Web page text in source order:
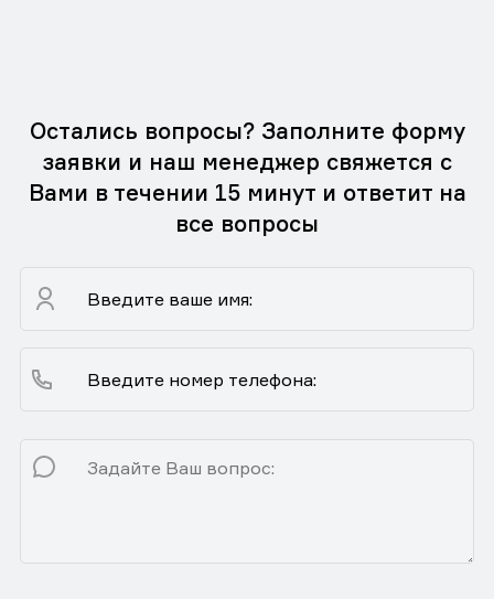
Остались вопросы? Заполните форму
заявки и наш менеджер свяжется с
Вами в течении 15 минут и ответит на
все вопросы